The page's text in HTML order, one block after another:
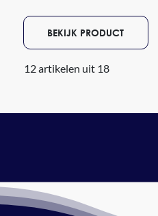
BEKIJK PRODUCT
12 artikelen uit 18